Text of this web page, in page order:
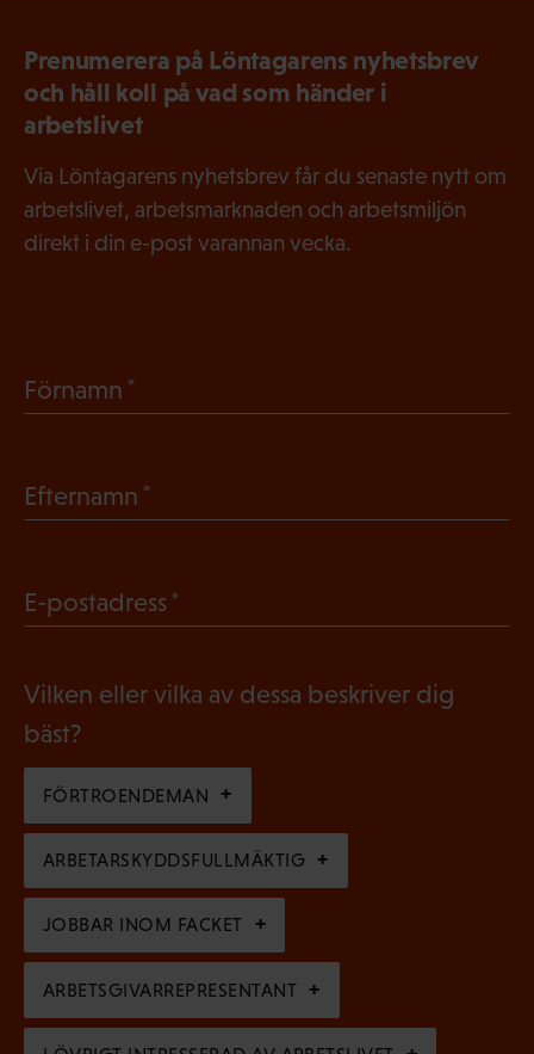
Prenumerera på Löntagarens nyhetsbrev
och håll koll på vad som händer i
arbetslivet
Via Löntagarens nyhetsbrev får du senaste nytt om
arbetslivet, arbetsmarknaden och arbetsmiljön
direkt i din e-post varannan vecka.
Förnamn
a
o
s
k
t
)
Efternamn
l
g
t
o
r
i
s
k
t
)
E-postadress
g
a
t
o
r
i
s
Vilken eller vilka av dessa beskriver dig
bäst?
FÖRTROENDEMAN
ARBETARSKYDDSFULLMÄKTIG
JOBBAR INOM FACKET
ARBETSGIVARREPRESENTANT